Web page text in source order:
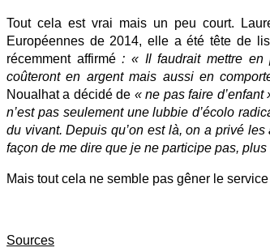
à
une
«
douce
!
Tout cela est vrai mais un peu court.
Européennes de 2014, elle a été tête de
récemment affirmé: « Il faudrait mettre en
coûteront en argent mais aussi en
Noualhat a décidé de « ne pas faire d’enfant
n’est pas seulement une lubbie d’écolo
du vivant. Depuis qu’on est là, on a privé
façon de me dire que je ne participe pas,
Mais tout cela ne semble pas gêner le
Sources